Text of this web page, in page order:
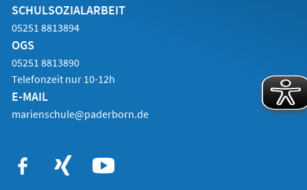
SCHULSOZIALARBEIT
05251 8813894
OGS
05251 8813890
Telefonzeit nur 10-12h
E-MAIL
marienschule@paderborn.de